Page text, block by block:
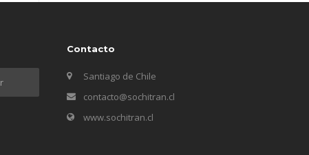
Contacto
Santiago de Chile
contacto@sochitran.cl
www.sochitran.cl